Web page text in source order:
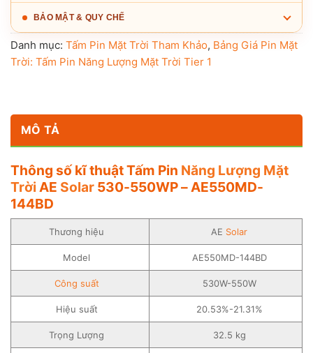
BẢO MẬT & QUY CHẾ
Danh mục: Tấm Pin Mặt Trời Tham Khảo, Bảng Giá Pin Mặt
Trời: Tấm Pin Năng Lượng Mặt Trời Tier 1
MÔ TẢ
Thông số kĩ thuật Tấm Pin Năng Lượng Mặt
Trời AE Solar 530-550WP – AE550MD-
144BD
Thương hiệu AE Solar
Model AE550MD-144BD
Công suất 530W-550W
Hiệu suất 20.53%-21.31%
Trọng Lượng 32.5 kg